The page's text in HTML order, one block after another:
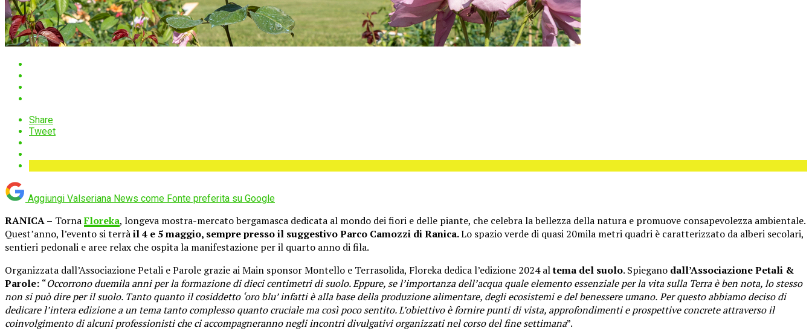
Share
Tweet
Aggiungi Valseriana News come Fonte preferita su Google
RANICA – TornaFloreka, longeva mostra-mercato bergamasca dedicata al mondo dei fiori e delle piante, che celebra la bellezza della natura e promuove consapevolezza ambientale.
Quest’anno, l’evento si terràil 4 e 5 maggio, sempre presso il suggestivo Parco Camozzi di Ranica.Lo spazio verde di quasi 20mila metri quadri è caratterizzato da alberi secolari,
sentieri pedonali e aree relax che ospita la manifestazione per il quarto anno di fila.
Organizzata dall’Associazione Petali e Parole grazie ai Main sponsor Montello e Terrasolida, Floreka dedica l’edizione 2024 altema del suolo. Spiegano dall’Associazione Petali &
Parole: “Occorrono duemila anni per la formazione di dieci centimetri di suolo. Eppure, se l’importanza dell’acqua quale elemento essenziale per la vita sulla Terra è ben nota, lo stesso
non si può dire per il suolo. Tanto quanto il cosiddetto ‘oro blu’ infatti è alla base della produzione alimentare, degli ecosistemi e del benessere umano.Per questo abbiamo deciso di
dedicare l’intera edizione a un tema tanto complesso quanto cruciale ma così poco sentito. L’obiettivo è fornire punti di vista, approfondimenti e prospettive concrete attraverso il
coinvolgimento di alcuni professionisti che ci accompagneranno negli incontri divulgativi organizzati nel corso del fine settimana”.